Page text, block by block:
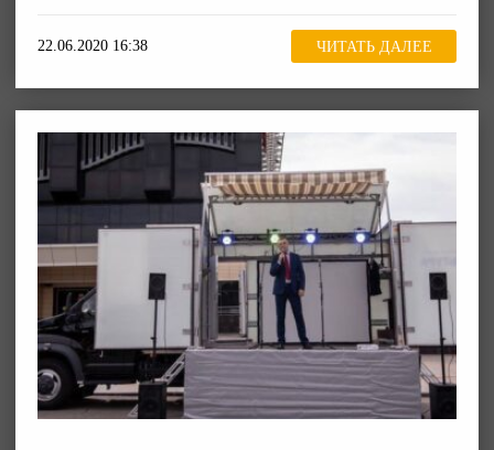
22.06.2020 16:38 ЧИТАТЬ ДАЛЕЕ